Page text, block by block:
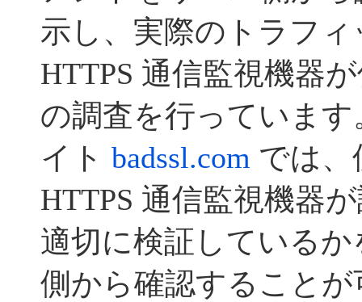
示し、実際のトラフ
HTTPS 通信監視機器
の調査を行っていま
イト badssl.com では、
HTTPS 通信監視機器
適切に検証している
側から確認すること